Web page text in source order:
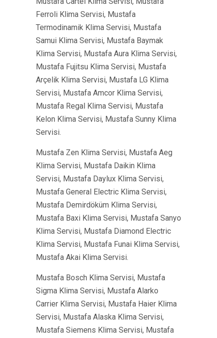
Ferroli Klima Servisi, Mustafa
Termodinamik Klima Servisi, Mustafa
Samui Klima Servisi, Mustafa Baymak
Klima Servisi, Mustafa Aura Klima Servisi,
Mustafa Fujitsu Klima Servisi, Mustafa
Arçelik Klima Servisi, Mustafa LG Klima
Servisi, Mustafa Amcor Klima Servisi,
Mustafa Regal Klima Servisi, Mustafa
Kelon Klima Servisi, Mustafa Sunny Klima
Servisi.
Mustafa Zen Klima Servisi, Mustafa Aeg
Klima Servisi, Mustafa Daikin Klima
Servisi, Mustafa Daylux Klima Servisi,
Mustafa General Electric Klima Servisi,
Mustafa Demirdöküm Klima Servisi,
Mustafa Baxi Klima Servisi, Mustafa Sanyo
Klima Servisi, Mustafa Diamond Electric
Klima Servisi, Mustafa Funai Klima Servisi,
Mustafa Akai Klima Servisi.
Mustafa Bosch Klima Servisi, Mustafa
Sigma Klima Servisi, Mustafa Alarko
Carrier Klima Servisi, Mustafa Haier Klima
Servisi, Mustafa Alaska Klima Servisi,
Mustafa Siemens Klima Servisi, Mustafa